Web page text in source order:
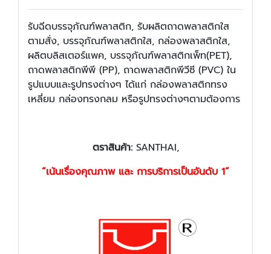
รับฉีดบรรจุภัณฑ์พลาสติก, รับผลิตถาดพลาสติกใส
ตามสั่ง, บรรจุภัณฑ์พลาสติกใส, กล่องพลาสติกใส,
ผลิตบลิสเตอร์แพค, บรรจุภัณฑ์พลาสติกเพ็ท(PET),
ถาดพลาสติกพีพี (PP), ถาดพลาสติกพีวีซี (PVC) ใน
รูปแบบและรูปทรงต่างๆ ได้แก่ กล่องพลาสติกทรง
เหลี่ยม กล่องทรงกลม หรือรูปทรงต่างๆตามต้องการ
ตราสินค้า:SANTHAI,
“เน้นเรื่องคุณภาพ และ การบริการเป็นอันดับ 1”